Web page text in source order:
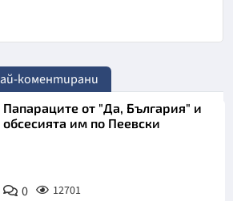
коментирани
Папараците от "Да, България" и
обсесията им по Пеевски
0 12701